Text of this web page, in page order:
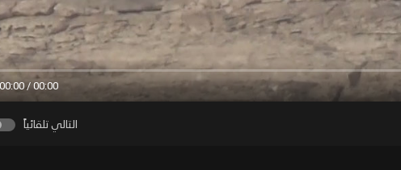
00:00 / 00:00
التالي تلقائياً